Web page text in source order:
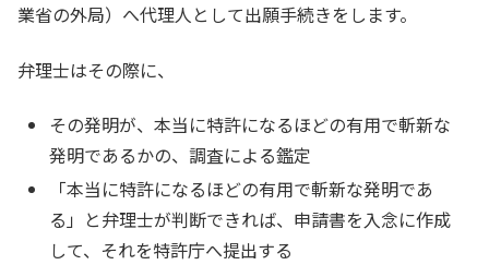
業省の外局）へ代理人として出願手続きをします。
弁理士はその際に、
その発明が、本当に特許になるほどの有用で斬新な
発明であるかの、調査による鑑定
「本当に特許になるほどの有用で斬新な発明であ
る」と弁理士が判断できれば、申請書を入念に作成
して、それを特許庁へ提出する